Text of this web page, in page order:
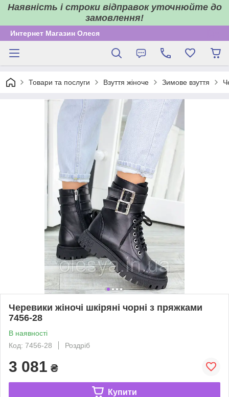
Наявність і строки відправок уточнюйте до
замовлення!
Интернет Магазин Олеся
Товари та послуги Взуття жіноче Зимове взуття
Черевики жіночі шкіряні чорні з пряжками
7456-28
В наявності
Код: 7456-28
Роздріб
3 081 ₴
Купити